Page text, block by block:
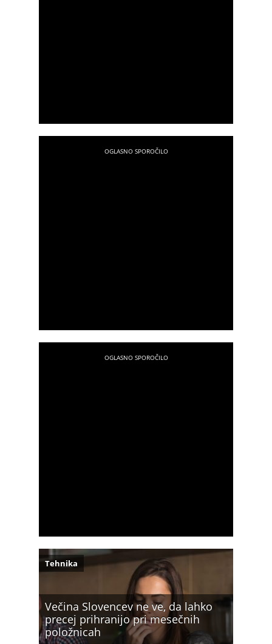
Večina Slovencev ne ve, da lahko
precej prihranijo pri mesečnih
položnicah
Tehnika